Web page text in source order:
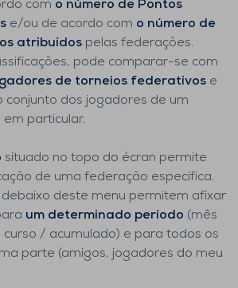
com o número de Pontos
e/ou de acordo com o número de
atribuídos pelas federações.
pode comparar-se com
de torneios federativos e
conjunto dos jogadores de um
particular.
situado no topo do écran permite
de uma federação específica.
debaixo deste menu permitem afixar
um determinado período (mês
/ acumulado) e para todos os
parte (amigos, jogadores do meu